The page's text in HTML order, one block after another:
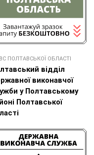
ПОЛТАВСЬКОЇ ОБЛАСТІ
відділ
виконавчої
у Полтавському
Полтавської